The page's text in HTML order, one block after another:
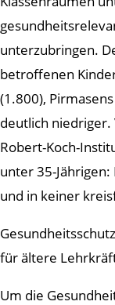
unterzubringen.
betroffenen
(1.800),
deutlich niedriger.
Robert-Koch-
unter 35-
und in keiner
für ältere
Um die